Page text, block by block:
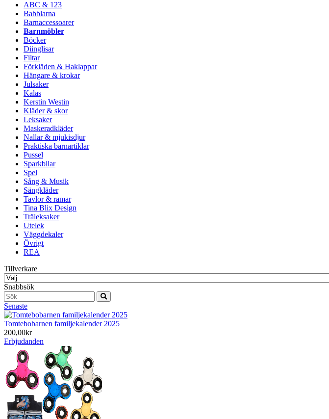
ABC & 123
Babblarna
Barnaccessoarer
Barnmöbler
Böcker
Diinglisar
Filtar
Förkläden & Haklappar
Hängare & krokar
Julsaker
Kalas
Kerstin Westin
Kläder & skor
Leksaker
Maskeradkläder
Nallar & mjukisdjur
Praktiska barnartiklar
Pussel
Sparkbilar
Spel
Sång & Musik
Sängkläder
Tavlor & ramar
Tina Blix Design
Träleksaker
Utelek
Väggdekaler
Övrigt
REA
Tillverkare
Snabbsök
Senaste
Tomtebobarnen familjekalender 2025
200,00kr
Erbjudanden